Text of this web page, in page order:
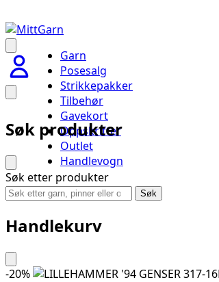
Garn
Posesalg
Strikkepakker
Tilbehør
Gavekort
Oppskrifter
Outlet
Handlevogn
Søk produkter
Søk etter produkter
Søk
Handlekurv
-20%